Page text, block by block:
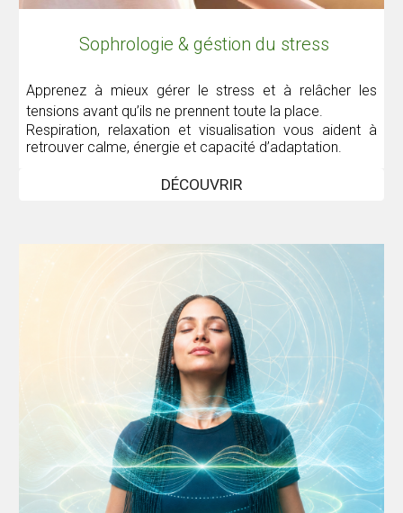
Sophrologie & géstion du stress
Apprenez à mieux gérer le stress et à relâcher les
tensions avant qu’ils ne prennent toute la place.
Respiration, relaxation et visualisation vous aident à
retrouver calme, énergie et capacité d’adaptation.
DÉCOUVRIR